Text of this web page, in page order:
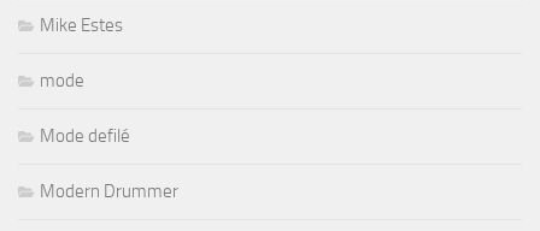
Mike Estes
mode
Mode defilé
Modern Drummer